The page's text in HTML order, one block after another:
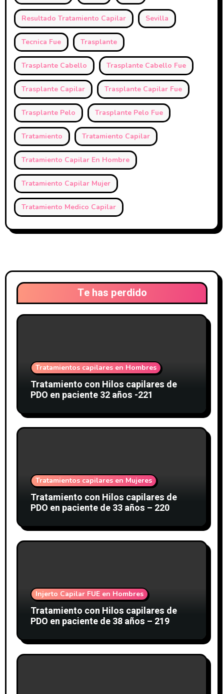
Resultado Tratamiento Capilar Sevilla
Tecnica Fue Trasplante
Trasplante Cabello Trasplante Cabello Fue
Trasplante Capilar Trasplante Capilar Fue
Trasplante Pelo Trasplante Pelo Fue
Tratamiento Tratamiento Capilar
Tratamiento Capilar En Hombre
Tratamiento Capilar Mujer
Tratamiento Medico Capilar
Te has perdido
Tratamientos capilares en Hombres
Tratamiento con Hilos capilares de
PDO en paciente 32 años -221
Tratamientos capilares en Mujeres
Tratamiento con Hilos capilares de
PDO en paciente de 33 años – 220
Injerto Capilar FUE en Hombres
Tratamiento con Hilos capilares de
PDO en paciente de 38 años – 219